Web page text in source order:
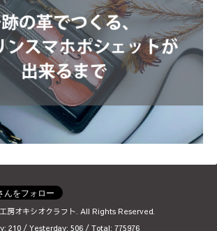
房オキシオクラフト . All Rights Reserved.
210 / Yesterday: 506 / Total: 775976